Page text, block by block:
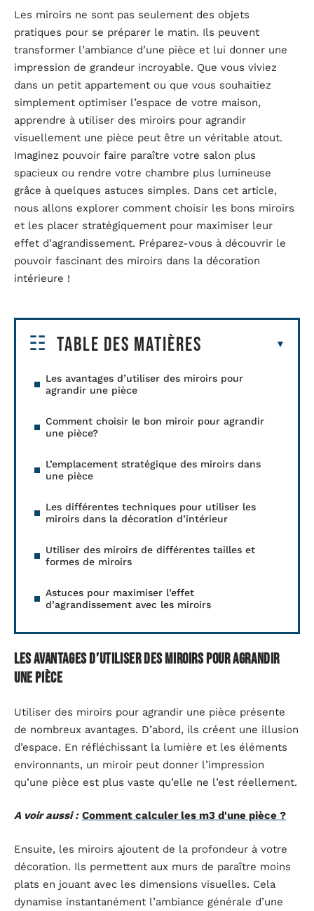
Les miroirs ne sont pas seulement des objets
pratiques pour se préparer le matin. Ils peuvent
transformer l’ambiance d’une pièce et lui donner une
impression de grandeur incroyable. Que vous viviez
dans un petit appartement ou que vous souhaitiez
simplement optimiser l’espace de votre maison,
apprendre à utiliser des miroirs pour agrandir
visuellement une pièce peut être un véritable atout.
Imaginez pouvoir faire paraître votre salon plus
spacieux ou rendre votre chambre plus lumineuse
grâce à quelques astuces simples. Dans cet article,
nous allons explorer comment choisir les bons miroirs
et les placer stratégiquement pour maximiser leur
effet d’agrandissement. Préparez-vous à découvrir le
pouvoir fascinant des miroirs dans la décoration
intérieure !
Table des matières
Les avantages d’utiliser des miroirs pour
agrandir une pièce
Comment choisir le bon miroir pour agrandir
une pièce?
L’emplacement stratégique des miroirs dans
une pièce
Les différentes techniques pour utiliser les
miroirs dans la décoration d’intérieur
Utiliser des miroirs de différentes tailles et
formes de miroirs
Astuces pour maximiser l’effet
d’agrandissement avec les miroirs
Les avantages d’utiliser des miroirs pour agrandir
une pièce
Utiliser des miroirs pour agrandir une pièce présente
de nombreux avantages. D’abord, ils créent une illusion
d’espace. En réfléchissant la lumière et les éléments
environnants, un miroir peut donner l’impression
qu’une pièce est plus vaste qu’elle ne l’est réellement.
A voir aussi : Comment calculer les m3 d'une pièce ?
Ensuite, les miroirs ajoutent de la profondeur à votre
décoration. Ils permettent aux murs de paraître moins
plats en jouant avec les dimensions visuelles. Cela
dynamise instantanément l’ambiance générale d’une